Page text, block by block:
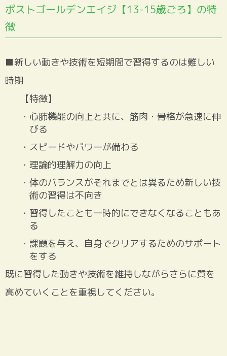
ポストゴールデンエイジ【13-15歳ごろ】の特
徴
■新しい動きや技術を短期間で習得するのは難しい
時期
【特徴】
・心肺機能の向上と共に、筋肉・骨格が急速に伸
びる
・スピードやパワーが備わる
・理論的理解力の向上
・体のバランスがそれまでとは異るため新しい技
術の習得は不向き
・習得したことも一時的にできなくなることもあ
る
・課題を与え、自身でクリアするためのサポート
をする
既に習得した動きや技術を維持しながらさらに質を
高めていくことを重視してください。